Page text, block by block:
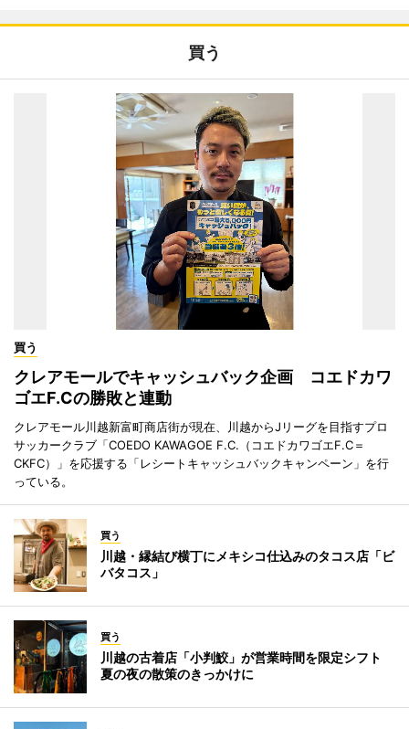
買う
買う
クレアモールでキャッシュバック企画 コエドカワ
ゴエF.Cの勝敗と連動
クレアモール川越新富町商店街が現在、川越からJリーグを目指すプロ
サッカークラブ「COEDO KAWAGOE F.C.（コエドカワゴエF.C＝
CKFC）」を応援する「レシートキャッシュバックキャンペーン」を行
っている。
買う
川越・縁結び横丁にメキシコ仕込みのタコス店「ビ
バタコス」
買う
川越の古着店「小判鮫」が営業時間を限定シフト
夏の夜の散策のきっかけに